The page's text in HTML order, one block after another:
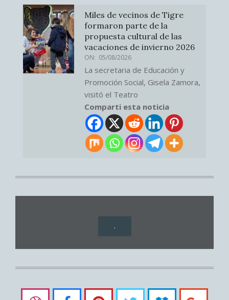
Miles de vecinos de Tigre
formaron parte de la
propuesta cultural de las
vacaciones de invierno 2026
ON: 05/08/2026
La secretaria de Educación y
Promoción Social, Gisela Zamora,
visitó el Teatro
Comparti esta noticia
.